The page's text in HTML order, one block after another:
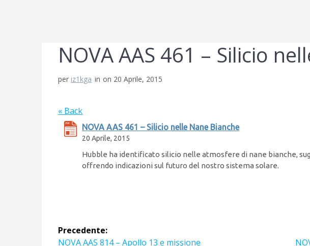
NOVA AAS 461 – Silicio
per iz1kga in on 20 Aprile, 2015
« Back
NOVA AAS 461 – Silicio nelle Nane Bianche
20 Aprile, 2015
Hubble ha identificato silicio nelle atmosfere di nane bianche,
offrendo indicazioni sul futuro del nostro sistema solare.
Navigazione
Precedente:
Articolo
NOVA AAS 814 – Apollo 13 e missione